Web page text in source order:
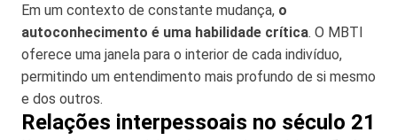
Em um contexto de constante mudança, o
autoconhecimento é uma habilidade crítica. O MBTI
oferece uma janela para o interior de cada indivíduo,
permitindo um entendimento mais profundo de si mesmo
e dos outros.
Relações interpessoais no século 21